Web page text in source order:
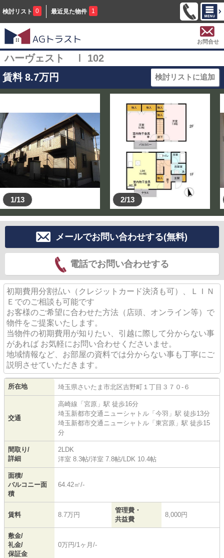
検討リスト 0 最近見た物件 1
お問合せ
ハーヴェスト Ⅰ 102
賃料 8.7万円 検討リストに追加
1/13 2/13
メールでお問い合わせする(無料)
電話でお問い合わせする
初期費用分割払い（クレジットカード決済も可）、ＬＩＮ
Ｅでのご相談も可能です
お客様のご希望に合わせた方法（店頭、オンライン等）で
物件をご提案いたします。
当物件の初期費用が知りたい、引越に際して分からない事
があれば お気軽にお問い合わせくださいませ。
地域情報など、お部屋の資料では分からない事も丁寧にご
説明させていただきます。
所在地 埼玉県さいたま市北区吉野町 １丁目３７０-６
交通
高崎線 「 宮原 」駅 徒歩16分
埼玉新都市交通ニューシャトル 「 今羽 」駅 徒歩13分
埼玉新都市交通ニューシャトル 「 東宮原 」駅 徒歩15
分
間取り/
詳細
2LDK
洋室 8.3帖/洋室 7.8帖/ LDK 10.4帖
面積/
バルコニー面
積
64.42㎡/-
賃料 8.7万円
管理費・
共益費
8,000円
敷金/
礼金/
保証金
0万円/1ヶ月/-